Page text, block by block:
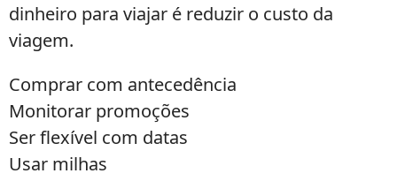
dinheiro para viajar é reduzir o custo da
viagem.
Comprar com antecedência
Monitorar promoções
Ser flexível com datas
Usar milhas